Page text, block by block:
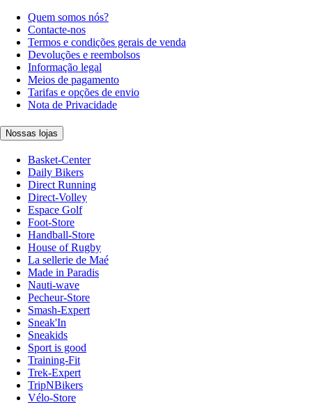
Quem somos nós?
Contacte-nos
Termos e condições gerais de venda
Devoluções e reembolsos
Informação legal
Meios de pagamento
Tarifas e opções de envio
Nota de Privacidade
Nossas lojas
Basket-Center
Daily Bikers
Direct Running
Direct-Volley
Espace Golf
Foot-Store
Handball-Store
House of Rugby
La sellerie de Maé
Made in Paradis
Nauti-wave
Pecheur-Store
Smash-Expert
Sneak'In
Sneakids
Sport is good
Training-Fit
Trek-Expert
TripNBikers
Vélo-Store